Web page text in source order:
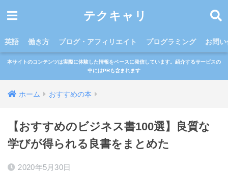
テクキャリ
英語 働き方 ブログ・アフィリエイト プログラミング お問
本サイトのコンテンツは実際に体験した情報をベースに発信しています。紹介するサービスの
中にはPRも含まれます
ホーム おすすめの本
【おすすめのビジネス書100選】良質な
学びが得られる良書をまとめた
2020年5月30日